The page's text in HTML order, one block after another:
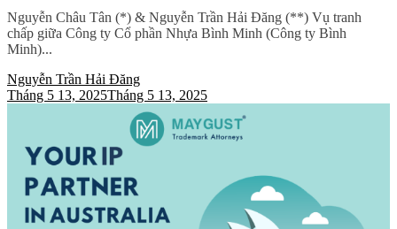
Nguyễn Châu Tân (*) & Nguyễn Trần Hải Đăng (**) Vụ tranh
chấp giữa Công ty Cổ phần Nhựa Bình Minh (Công ty Bình
Minh)...
Nguyễn Trần Hải Đăng
Tháng 5 13, 2025Tháng 5 13, 2025